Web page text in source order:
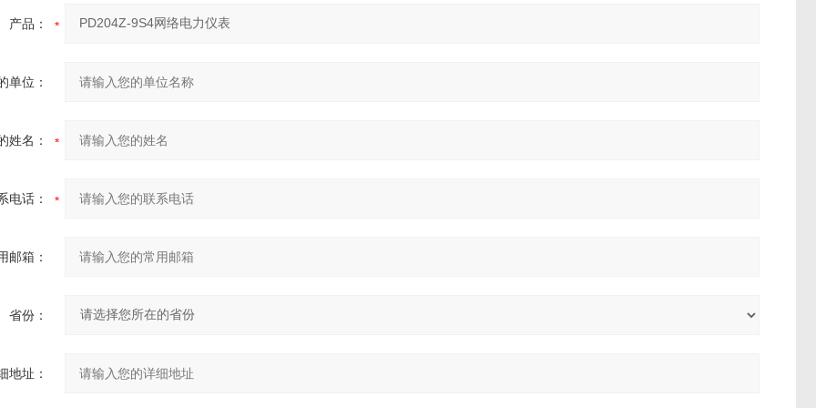
产品：
单位：
姓名：
电话：
邮箱：
省份：
地址：